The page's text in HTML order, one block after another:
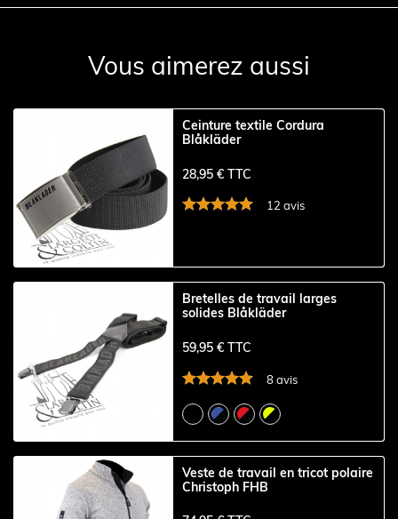
Vous aimerez aussi
Ceinture textile Cordura
Blåkläder
28,95 € TTC
12 avis
Bretelles de travail larges
solides Blåkläder
59,95 € TTC
8 avis
Veste de travail en tricot polaire
Christoph FHB